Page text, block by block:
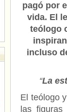
pagó por
vida. El
teólogo
incluso
“La
El teólogo
las